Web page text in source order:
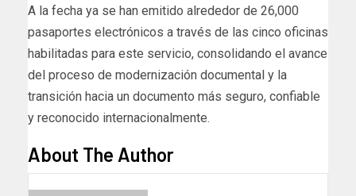
A la fecha ya se han emitido alrededor de 26,000
pasaportes electrónicos a través de las cinco oficinas
habilitadas para este servicio, consolidando el avance
del proceso de modernización documental y la
transición hacia un documento más seguro, confiable
y reconocido internacionalmente.
About The Author